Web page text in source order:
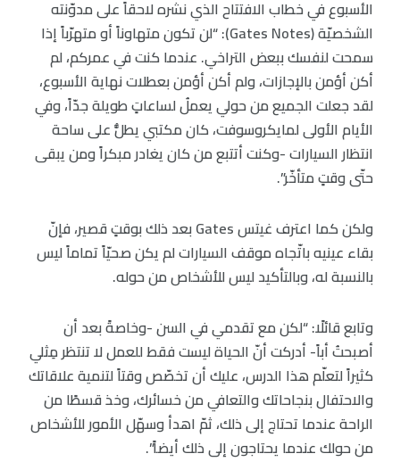
الأسبوع في خطاب الافتتاح الذي نشره لاحقاً على مدوّنته
الشخصيّة (Gates Notes): “لن تكون متهاوناً أو متهرّباً إذا
سمحت لنفسك ببعض التراخي. عندما كنت في عمركم، لم
أكن أؤمن بالإجازات، ولم أكن أؤمن بعطلات نهاية الأسبوع،
لقد جعلت الجميع من حولي يعملُ لساعاتٍ طويلة جدّاً، وفي
الأيام الأولى لمايكروسوفت، كان مكتبي يطلُّ على ساحة
انتظار السيارات -وكنت أتتبع من كان يغادر مبكراً ومن يبقى
حتّى وقتٍ متأخّر”.
ولكن كما اعترف غيتس Gates بعد ذلك بوقتٍ قصير، فإنّ
بقاء عينيه باتّجاه موقف السيارات لم يكن صحيّاً تماماً ليس
بالنسبة له، وبالتأكيد ليس للأشخاص من حوله.
وتابع قائلًا: “لكن مع تقدمي في السن -وخاصةً بعد أن
أصبحتُ أباً- أدركت أنّ الحياة ليست فقط للعمل لا تنتظر مِثلي
كثيراً لتعلّم هذا الدرس، عليك أن تخصّص وقتاً لتنمية علاقاتك
والاحتفال بنجاحاتك والتعافي من خسائرك، وخذ قسطًا من
الراحة عندما تحتاج إلى ذلك، ثمّ اهدأ وسهّل الأمور للأشخاص
من حولك عندما يحتاجون إلى ذلك أيضاً”.